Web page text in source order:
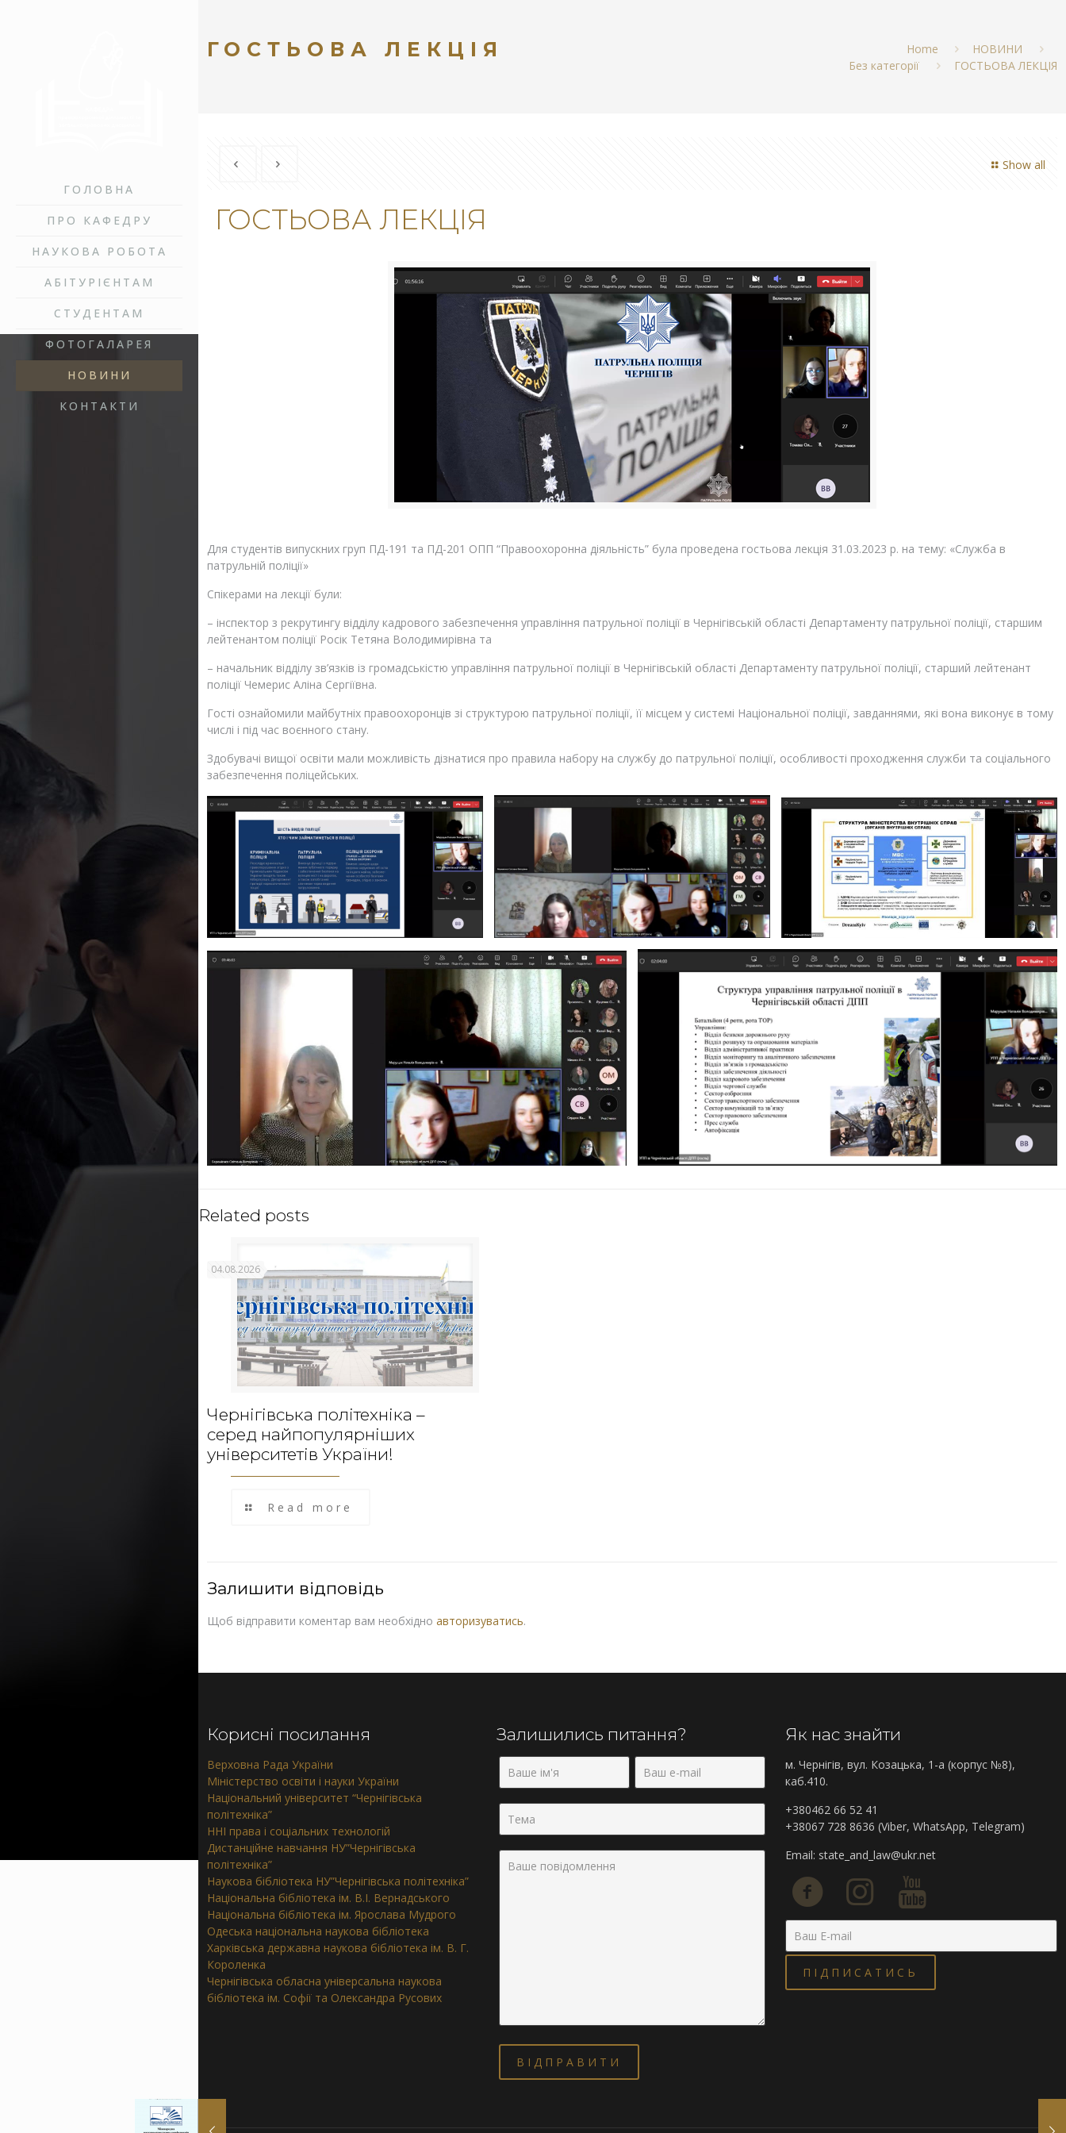
ГОЛОВНА
ПРО КАФЕДРУ
НАУКОВА РОБОТА
АБІТУРІЄНТАМ
СТУДЕНТАМ
ФОТОГАЛАРЕЯ
НОВИНИ
КОНТАКТИ
ГОСТЬОВА ЛЕКЦІЯ Home
НОВИНИ
Без категорії
ГОСТЬОВА ЛЕКЦІЯ
Show all
ГОСТЬОВА ЛЕКЦІЯ
Для студентів випускних груп ПД-191 та ПД-201 ОПП “Правоохоронна діяльність” була проведена гостьова лекція 31.03.2023 р. на тему: «Служба в
патрульній поліції»
Спікерами на лекції були:
– інспектор з рекрутингу відділу кадрового забезпечення управління патрульної поліції в Чернігівській області Департаменту патрульної поліції, старшим
лейтенантом поліції Росік Тетяна Володимирівна та
– начальник відділу зв’язків із громадськістю управління патрульної поліції в Чернігівській області Департаменту патрульної поліції, старший лейтенант
поліції Чемерис Аліна Сергіївна.
Гості ознайомили майбутніх правоохоронців зі структурою патрульної поліції, її місцем у системі Національної поліції, завданнями, які вона виконує в тому
числі і під час воєнного стану.
Здобувачі вищої освіти мали можливість дізнатися про правила набору на службу до патрульної поліції, особливості проходження служби та соціального
забезпечення поліцейських.
Related posts
04.08.2026
Чернігівська політехніка –
серед найпопулярніших
університетів України!
Read more
Залишити відповідь
Щоб відправити коментар вам необхідно авторизуватись.
Корисні посилання
Верховна Рада України
Міністерство освіти і науки України
Національний університет “Чернігівська
політехніка”
ННІ права і соціальних технологій
Дистанційне навчання НУ”Чернігівська
політехніка”
Наукова бібліотека НУ”Чернігівська політехніка”
Національна бібліотека ім. В.І. Вернадського
Національна бібліотека ім. Ярослава Мудрого
Одеська національна наукова бібліотека
Харківська державна наукова бібліотека ім. В. Г.
Короленка
Чернігівська обласна універсальна наукова
бібліотека ім. Софії та Олександра Русових
Залишились питання? Як нас знайти
м. Чернігів, вул. Козацька, 1-а (корпус №8),
каб.410.
+380462 66 52 41
+38067 728 8636 (Viber, WhatsApp, Telegram)
Email: state_and_law@ukr.net